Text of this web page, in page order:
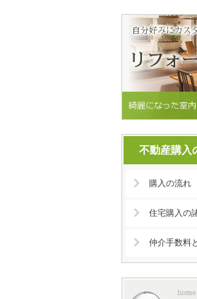
不動産購入
購入の流れ
住宅購入の
仲介手数料